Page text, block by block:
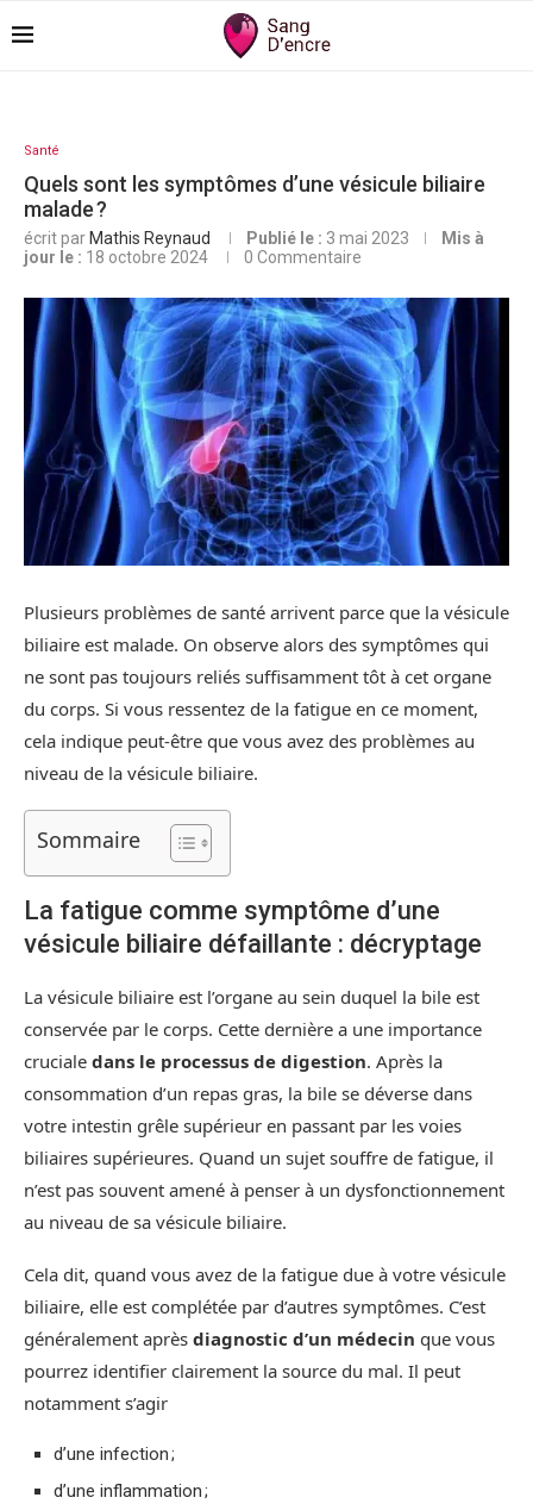
Santé
Quels sont les symptômes d’une vésicule biliaire
malade ?
écrit par Mathis Reynaud Publié le : 3 mai 2023
Mis à
jour le : 18 octobre 2024 0 Commentaire
Plusieurs problèmes de santé arrivent parce que la vésicule
biliaire est malade. On observe alors des symptômes qui
ne sont pas toujours reliés suffisamment tôt à cet organe
du corps. Si vous ressentez de la fatigue en ce moment,
cela indique peut-être que vous avez des problèmes au
niveau de la vésicule biliaire.
Sommaire
La fatigue comme symptôme d’une
vésicule biliaire défaillante : décryptage
La vésicule biliaire est l’organe au sein duquel la bile est
conservée par le corps. Cette dernière a une importance
cruciale dans le processus de digestion. Après la
consommation d’un repas gras, la bile se déverse dans
votre intestin grêle supérieur en passant par les voies
biliaires supérieures. Quand un sujet souffre de fatigue, il
n’est pas souvent amené à penser à un dysfonctionnement
au niveau de sa vésicule biliaire.
Cela dit, quand vous avez de la fatigue due à votre vésicule
biliaire, elle est complétée par d’autres symptômes. C’est
généralement après diagnostic d’un médecin que vous
pourrez identifier clairement la source du mal. Il peut
notamment s’agir
d’une infection ;
d’une inflammation ;